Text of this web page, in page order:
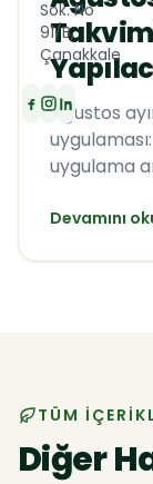
Hakkımızda
İletişim
Katalog
Sok. No
91/B,
Çanakkale
Ağustos
uygulama
Devamını
TÜM
Diğer